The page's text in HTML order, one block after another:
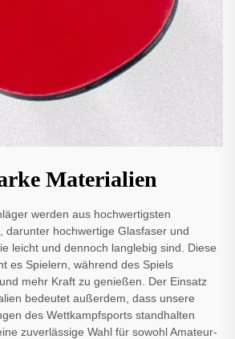
Materialien
werden aus hochwertigsten
darunter hochwertige Glasfaser und
leicht und dennoch langlebig sind. Diese
es Spielern, während des Spiels
mehr Kraft zu genießen. Der Einsatz
bedeutet außerdem, dass unsere
des Wettkampfsports standhalten
zuverlässige Wahl für sowohl Amateur-